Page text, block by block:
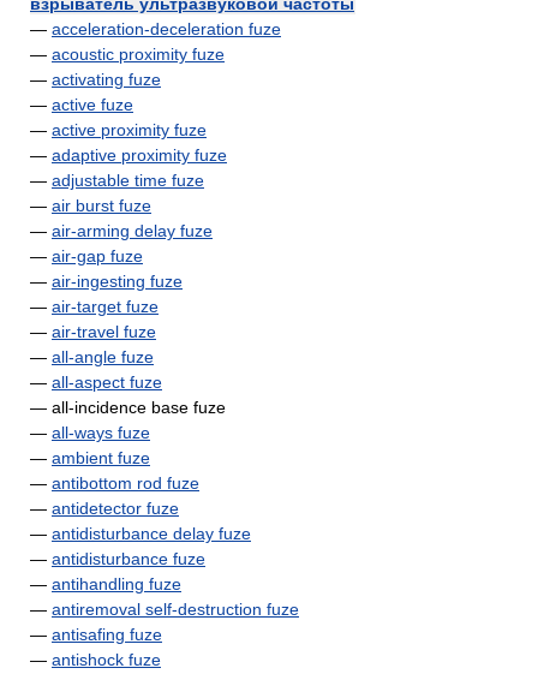
— acceleration-deceleration fuze
— acoustic proximity fuze
— activating fuze
— active fuze
— active proximity fuze
— adaptive proximity fuze
— adjustable time fuze
— air burst fuze
— air-arming delay fuze
— air-gap fuze
— air-ingesting fuze
— air-target fuze
— air-travel fuze
— all-angle fuze
— all-aspect fuze
— all-incidence base fuze
— all-ways fuze
— ambient fuze
— antibottom rod fuze
— antidetector fuze
— antidisturbance delay fuze
— antidisturbance fuze
— antihandling fuze
— antiremoval self-destruction fuze
— antisafing fuze
— antishock fuze